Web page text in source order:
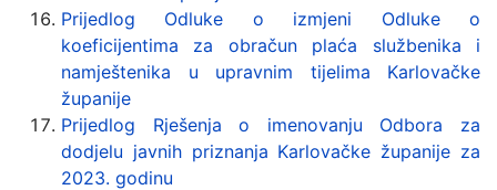
Prijedlog Odluke o izmjeni Odluke o
koeficijentima za obračun plaća službenika i
namještenika u upravnim tijelima Karlovačke
županije
Prijedlog Rješenja o imenovanju Odbora za
dodjelu javnih priznanja Karlovačke županije za
2023. godinu